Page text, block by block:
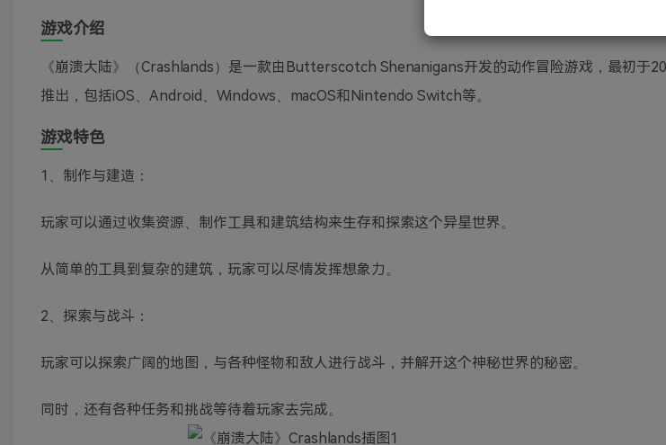
游戏介绍
《崩溃大陆》（Crashlands）是一款由Butterscotch Shenanigans开发的动作冒险游戏，最初于
推出，包括iOS、Android、Windows、macOS和Nintendo Switch等。
游戏特色
1、制作与建造：
玩家可以通过收集资源、制作工具和建筑结构来生存和探索这个异星世界。
从简单的工具到复杂的建筑，玩家可以尽情发挥想象力。
2、探索与战斗：
玩家可以探索广阔的地图，与各种怪物和敌人进行战斗，并解开这个神秘世界的秘密。
同时，还有各种任务和挑战等待着玩家去完成。